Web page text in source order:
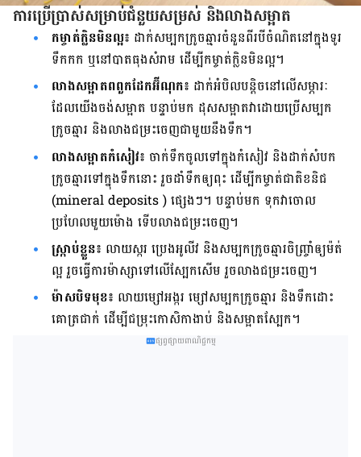
​​​​ការ​ប្រើប្រាស់​សម្រាប់​ជំនួយ​សម្រស់​ និង​លាង​​សម្អាត​
កម្ចាត់​ក្លិន​មិន​ល្អ​៖ ដាក់​សម្បក​ក្រូច​ឆ្មារ​ចំនួន​ពីរ​បី​ចំណិត​នៅ​ក្នុង​ទូរ​
ទឹកកក​ ឬ​នៅ​បាត​​ធុង​សំរាម​ ដើម្បី​កម្ចាត់​ក្លិន​មិន​ល្អ​។
លាង​សម្អាត​ពពួក​ដែក​អ៊ីណុក​៖ ​ដាក់​អំបិល​​បន្តិច​នៅ​លើ​សម្ភារៈ​
ដែល​យើង​ចង់​សម្អាត​ បន្ទាប់​មក​ ដុស​សម្អាត​វា​ដោយ​ប្រើ​សម្បក​
ក្រូច​ឆ្មារ​ និង​លាង​ជម្រះ​ចេញ​ជាមួយ​នឹង​ទឹក​។
លាង​សម្អាត​កំសៀវ៖ ចាក់​ទឹក​​ចូល​ទៅ​ក្នុង​កំសៀវ​ និង​ដាក់​សំបក​
ក្រូច​ឆ្មារ​ទៅ​ក្នុង​ទឹក​នោះ​ រួច​ដាំ​ទឹក​ឲ្យ​ពុះ​ ដើម្បី​កម្ចាត់​ជាតិ​ខនិជ
(mineral deposits ) ​ផ្សេង​ៗ។​ បន្ទាប់​មក​ ទុក​វា​ចោល​
ប្រហែល​មួយ​ម៉ោង​ ទើប​លាង​ជម្រះ​ចេញ​។
ស្ក្រាប់​ខ្លួន​៖ លាយ​​ស្ករ​ ប្រេង​អូលីវ​ និង​សម្បក​ក្រូច​ឆ្មារ​ចិញ្ច្រាំ​ឲ្យ​ម៉ត់​
ល្អ​ ​រួច​ធ្វើ​ការ​ម៉ាស្សា​ទៅ​លើ​ស្បែក​សើម​ រួច​លាង​ជម្រះ​ចេញ​។
ម៉ាស​បិទ​មុខ​៖ លាយ​ម្សៅ​អង្ករ​ ម្សៅ​សម្បក​ក្រូច​ឆ្មារ​ និង​ទឹក​ដោះ​
គោ​ត្រជាក់​ ដើម្បី​ជម្រុះ​កោសិកា​ងាប់​ និង​សម្អាត​ស្បែក​។
ផ្សព្វផ្សាយពាណិជ្ជកម្ម